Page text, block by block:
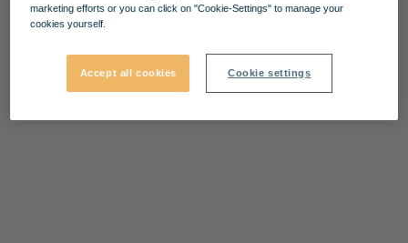
marketing efforts or you can click on "Cookie-Settings" to manage your
cookies yourself.
Accept all cookies Cookie settings